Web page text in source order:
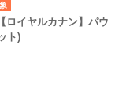
ロイヤルカナン】パウ
ト)